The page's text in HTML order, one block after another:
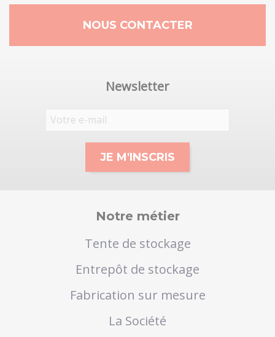
NOUS CONTACTER
Newsletter
Notre métier
Tente de stockage
Entrepôt de stockage
Fabrication sur mesure
La Société